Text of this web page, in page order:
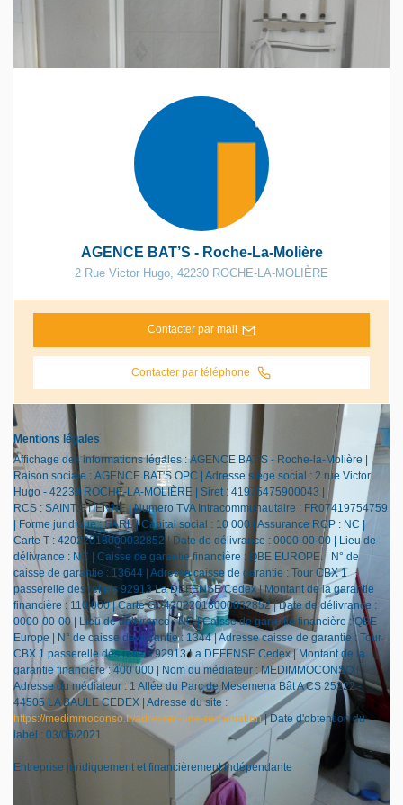
AGENCE BAT’S - Roche-La-Molière
2 Rue Victor Hugo, 42230 ROCHE-LA-MOLIÈRE
Contacter par mail
Contacter par téléphone
Mentions légales
Affichage des informations légales : AGENCE BAT’S - Roche-la-Molière |
Raison sociale : AGENCE BAT'S OPC | Adresse siège social : 2 rue Victor
Hugo - 42230 ROCHE-LA-MOLIÈRE | Siret : 41975475900043 |
RCS : SAINT ETIENNE | Numero TVA Intracommunautaire : FR07419754759
| Forme juridique : SARL | Capital social : 10 000 | Assurance RCP : NC |
Carte T : 42022018000032852 | Date de délivrance : 0000-00-00 | Lieu de
délivrance : NC | Caisse de garantie financière : QBE EUROPE. | N° de
caisse de garantie : 13644 | Adresse caisse de garantie : Tour CBX 1
passerelle des reflets 92913 La DEFENSE Cedex | Montant de la garantie
financière : 110 000 | Carte G : 42022018000032852 | Date de délivrance :
0000-00-00 | Lieu de délivrance : NC | Caisse de garantie financière : QBE
Europe | N° de caisse de garantie : 1344 | Adresse caisse de garantie : Tour
CBX 1 passerelle des reflets 92913 La DEFENSE Cedex | Montant de la
garantie financière : 400 000 | Nom du médiateur : MEDIMMOCONSO |
Adresse du médiateur : 1 Allée du Parc de Mesemena Bât A CS 25222 -
44505 LA BAULE CEDEX | Adresse du site :
https://medimmoconso.fr/adresser-une-reclamation| Date d'obtention du
label : 03/06/2021
Entreprise juridiquement et financièrement indépendante